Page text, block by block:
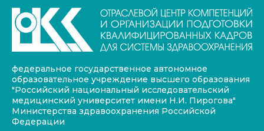
федеральное государственное автономное
образовательное учреждение высшего образования
"Российский национальный исследовательский
медицинский университет имени Н.И. Пирогова"
Министерства здравоохранения Российской
Федерации